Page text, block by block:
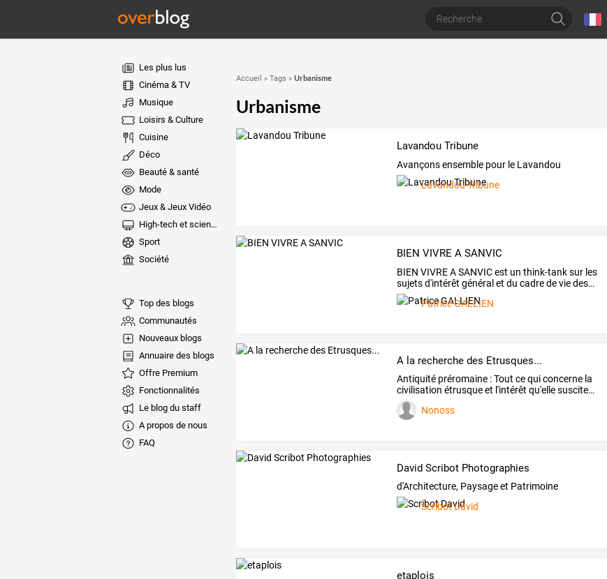
Les plus lus
Cinéma & TV
Musique
Loisirs & Culture
Cuisine
Déco
Beauté & santé
Mode
Jeux & Jeux Vidéo
High-tech et sciences
Sport
Société
Top des blogs
Communautés
Nouveaux blogs
Annuaire des blogs
Offre Premium
Fonctionnalités
Le blog du staff
A propos de nous
FAQ
Accueil » Tags » Urbanisme
Urbanisme
Lavandou Tribune
Avançons ensemble pour le Lavandou
Lavandou Tribune
BIEN VIVRE A SANVIC
BIEN VIVREASANVICest un think-tanksur les
sujetsd'intérêt généralet du cadredeviedes…
Patrice GALLIEN
A la recherche des Etrusques...
Antiquité préromaine :Tout cequiconcerne la
civilisation étrusqueet l'intérêt qu'ellesuscite…
Nonoss
David Scribot Photographies
d'Architecture, Paysage et Patrimoine
Scribot David
etaplois